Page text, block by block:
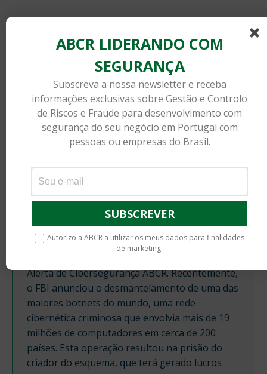
ALERTA DE CIBERSEGURANÇA ABCR:
DESMANTELAMENTO DA MAIOR BOTNET DO
MUNDO PELO FBI
Cibersegurança,Informações ByAdministrador
Leave a comment
Alerta de Cibersegurança ABCR. Recentemente,
o FBI anunciou o desmantelamento de uma das
maiores botnets do mundo, uma rede
cibernética criminosa que envolvia mais de 19
milhões de computadores em cerca de 200
países. Esta operação resultou na prisão do
criador do esquema, que terá gerado lucros
ABCR LIDERANDO COM
SEGURANÇA
Subscreva a nossa newsletter e receba
informações exclusivas sobre Gestão e Controlo
de Riscos e Fraude para desenvolvimento com
segurança do seu negócio em Portugal com
pessoas ou empresas do Brasil.
Autorizo a ABCR a utilizar os meus dados para finalidades
de marketing.